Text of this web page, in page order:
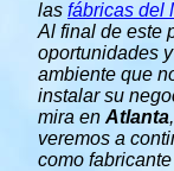
las fábricas del
Al final de este
oportunidades
ambiente que
instalar su
mira en Atlanta
veremos a
como